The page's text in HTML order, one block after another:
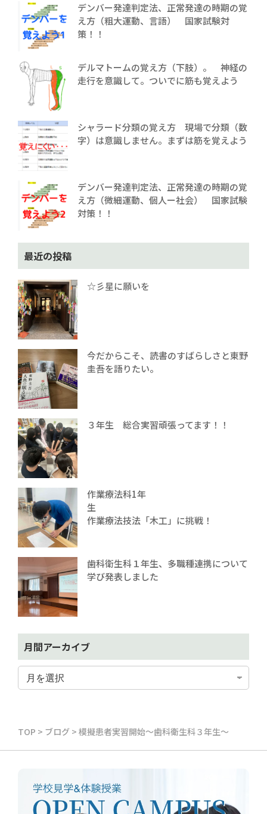
デンバー発達判定法、正常発達の時期の覚
え方（粗大運動、言語） 国家試験対
策！！
デルマトームの覚え方（下肢）。 神経の
走行を意識して。ついでに筋も覚えよう
シャラード分類の覚え方 現場で分類（数
字）は意識しません。まずは筋を覚えよう
デンバー発達判定法、正常発達の時期の覚
え方（微細運動、個人ー社会） 国家試験
対策！！
最近の投稿
☆彡星に願いを
今だからこそ、読書のすばらしさと東野
圭吾を語りたい。
３年生 総合実習頑張ってます！！
作業療法科1年
生
作業療法技法「木工」に挑戦！
歯科衛生科１年生、多職種連携について
学び発表しました
月間アーカイブ
TOP > ブログ > 模擬患者実習開始～歯科衛生科３年生～